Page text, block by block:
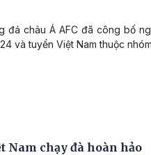
đá châu Á AFC đã công bố
và tuyển Việt Nam thuộc
Nam chạy đà hoàn hảo